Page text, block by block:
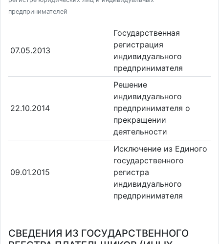
предпринимателей
07.05.2013
Государственная
регистрация
индивидуального
предпринимателя
22.10.2014
Решение
индивидуального
предпринимателя о
прекращении
деятельности
09.01.2015
Исключение из Единого
государственного
регистра
индивидуального
предпринимателя
СВЕДЕНИЯ ИЗ ГОСУДАРСТВЕННОГО